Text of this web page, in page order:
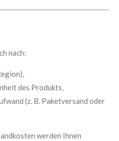
nach:
des Produkts,
(z. B. Paketversand oder
werden Ihnen